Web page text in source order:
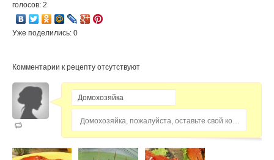
голосов: 2
Уже поделились: 0
Комментарии к рецепту отсутствуют
Домохозяйка, пожалуйста, оставьте свой комментарий...